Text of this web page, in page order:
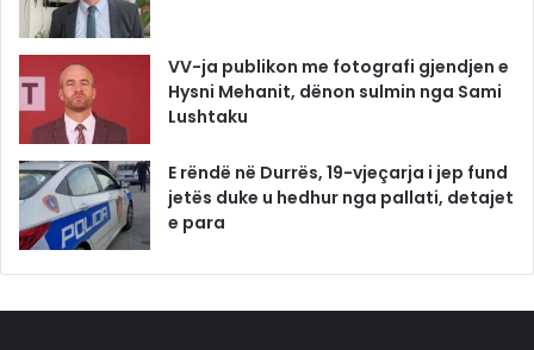
VV-ja publikon me fotografi gjendjen e
Hysni Mehanit, dënon sulmin nga Sami
Lushtaku
E rëndë në Durrës, 19-vjeçarja i jep fund
jetës duke u hedhur nga pallati, detajet
e para